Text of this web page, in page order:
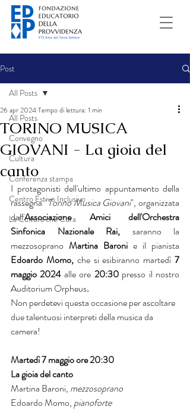
Post
All Posts
Convegno
Cultura
Conferenza stampa
Centro Estivo Inclusivo
La Cultura che Cura
All Posts
TORINO MUSICA
GIOVANI - La gioia del
canto
26 apr 2024Tempo di lettura: 1 min
I protagonisti dell'ultimo appuntamento della
rassegna "Torino Musica Giovani", organizzata
dall'Associazione Amici dell'Orchestra
Sinfonica Nazionale Rai, saranno la
mezzosoprano Martina Baroni e il pianista
Edoardo Momo, che si esibiranno martedì 7
maggio 2024 alle ore 20:30 presso il nostro
Auditorium Orpheus.
Non perdetevi questa occasione per ascoltare
due talentuosi interpreti della musica da
camera!
Martedì 7 maggio ore 20:30
La gioia del canto
Martina Baroni, mezzosoprano
Edoardo Momo, pianoforte